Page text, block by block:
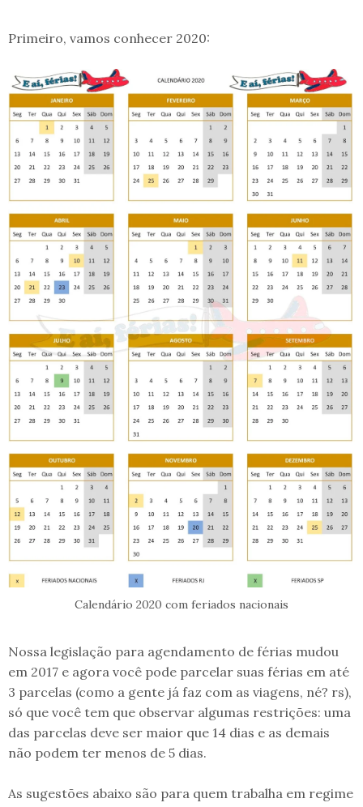
Primeiro, vamos conhecer 2020:
Calendário 2020 com feriados nacionais
Nossa legislação para agendamento de férias mudou
em 2017 e agora você pode parcelar suas férias em até
3 parcelas (como a gente já faz com as viagens, né? rs),
só que você tem que observar algumas restrições: uma
das parcelas deve ser maior que 14 dias e as demais
não podem ter menos de 5 dias.
As sugestões abaixo são para quem trabalha em regime